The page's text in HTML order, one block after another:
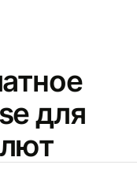
для